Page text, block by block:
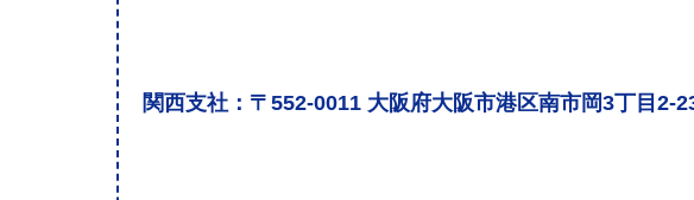
関西支社：〒552-0011 大阪府大阪市港区南市岡3丁目2-